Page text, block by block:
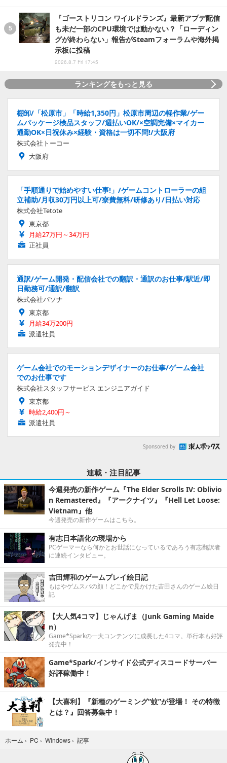
『ゴーストリコン ワイルドランズ』最新アプデ配信
も未だ一部のCPU環境では動かない？「ローディン
グが終わらない」報告がSteamフォーラムや海外掲
示板に投稿
2026.8.7 Fri 17:45
ランキングをもっと見る
棚卸/「松原市」「時給1,350円」松原市周辺の軽作業/ゲー
ムパッケージ検品スタッフ/週払いOK/×空調完備×マイカー
通勤OK×日祝休み×経験・資格は一切不問!/大阪府
株式会社トーコー
大阪府
「手順通りで始めやすい仕事!」/ゲームコントローラーの組
立補助/月収30万円以上可/寮費無料/研修あり/日払い対応
株式会社Tetote
東京都
月給27万円～34万円
正社員
通訳/ゲーム開発・配信会社での翻訳・通訳のお仕事/駅近/即
日勤務可/通訳/翻訳
株式会社パソナ
東京都
月給34万200円
派遣社員
ゲーム会社でのモーションデザイナーのお仕事/ゲーム会社
でのお仕事です
株式会社スタッフサービス エンジニアガイド
東京都
時給2,400円～
派遣社員
Sponsored by
連載・注目記事
今週発売の新作ゲーム『The Elder Scrolls IV: Oblivio
n Remastered』『アークナイツ』『Hell Let Loose:
Vietnam』他
今週発売の新作ゲームはこちら。
有志日本語化の現場から
PCゲーマーなら何かとお世話になっているであろう有志翻訳者
に連続インタビュー。
吉田輝和のゲームプレイ絵日記
もはやゲムスパの顔！どこかで見かけた吉田さんのゲーム絵日
記
【大人気4コマ】じゃんげま（Junk Gaming Maide
n）
Game*Sparkの一大コンテンツに成長した4コマ。単行本も好評
発売中！
Game*Spark/インサイド公式ディスコードサーバー
好評稼働中！
【大喜利】『新種のゲーミング“蚊”が登場！ その特徴
とは？』回答募集中！
ホーム › PC › Windows › 記事